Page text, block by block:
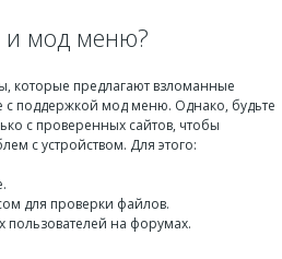
и мод меню?
которые предлагают взломанные
с поддержкой мод меню. Однако, будьте
с проверенных сайтов, чтобы
с устройством. Для этого:
для проверки файлов.
пользователей на форумах.